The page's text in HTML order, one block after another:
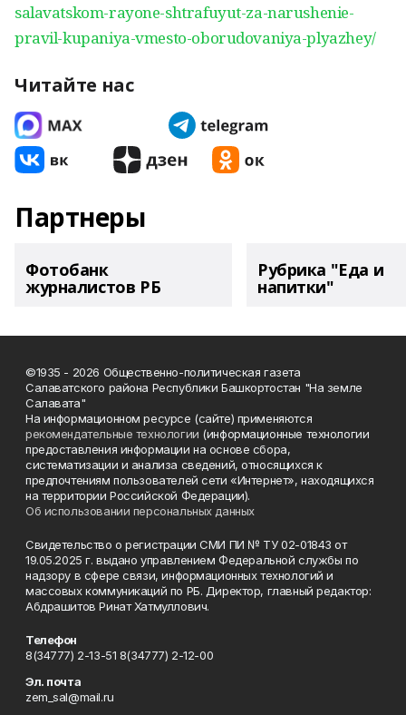
salavatskom-rayone-shtrafuyut-za-narushenie-
pravil-kupaniya-vmesto-oborudovaniya-plyazhey/
Читайте нас
Партнеры
Фотобанк
журналистов РБ
Рубрика "Еда и
напитки"
©1935 - 2026 Общественно-политическая газета
Салаватского района Республики Башкортостан "На земле
Салавата"
На информационном ресурсе (сайте) применяются
рекомендательные технологии (информационные технологии
предоставления информации на основе сбора,
систематизации и анализа сведений, относящихся к
предпочтениям пользователей сети «Интернет», находящихся
на территории Российской Федерации).
Об использовании персональных данных
Свидетельство о регистрации СМИ ПИ № ТУ 02-01843 от
19.05.2025 г. выдано управлением Федеральной службы по
надзору в сфере связи, информационных технологий и
массовых коммуникаций по РБ. Директор, главный редактор:
Абдрашитов Ринат Хатмуллович.
Телефон
8(34777) 2-13-51 8(34777) 2-12-00
Эл. почта
zem_sal@mail.ru